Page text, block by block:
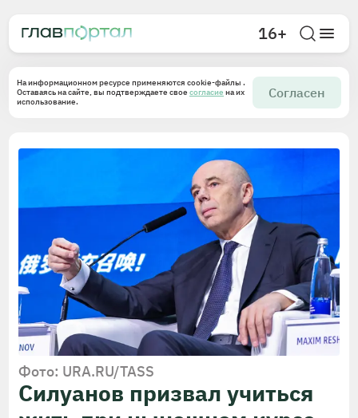
16+
На информационном ресурсе применяются cookie-файлы .
Оставаясь на сайте, вы подтверждаете свое согласие на их
использование.
Согласен
Фото: URA.RU/TASS
Силуанов призвал учиться